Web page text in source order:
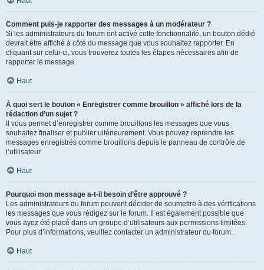
Comment puis-je rapporter des messages à un modérateur ?
Si les administrateurs du forum ont activé cette fonctionnalité, un bouton dédié
devrait être affiché à côté du message que vous souhaitez rapporter. En
cliquant sur celui-ci, vous trouverez toutes les étapes nécessaires afin de
rapporter le message.
Haut
À quoi sert le bouton « Enregistrer comme brouillon » affiché lors de la
rédaction d’un sujet ?
Il vous permet d’enregistrer comme brouillons les messages que vous
souhaitez finaliser et publier ultérieurement. Vous pouvez reprendre les
messages enregistrés comme brouillons depuis le panneau de contrôle de
l’utilisateur.
Haut
Pourquoi mon message a-t-il besoin d’être approuvé ?
Les administrateurs du forum peuvent décider de soumettre à des vérifications
les messages que vous rédigez sur le forum. Il est également possible que
vous ayez été placé dans un groupe d’utilisateurs aux permissions limitées.
Pour plus d’informations, veuillez contacter un administrateur du forum.
Haut